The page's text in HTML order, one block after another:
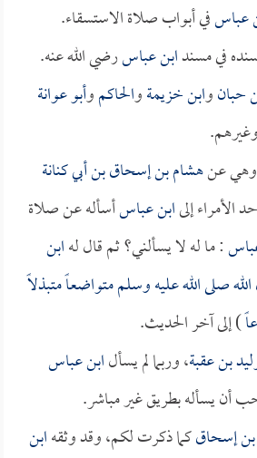
عباسفي أبواب صلاة الاستسقاء.
في مسندابن عباسرضي الله عنه.
حبانوابن خزيمةوالحاكموأبو عوانة
وغيرهم.
وهي عنهشام بن إسحاق بن أبي كنانة
الأمراء إلىابن عباسأسأله عن صلاة
: ما له لا يسألني؟ ثم قال لهابن
صلى الله عليه وسلم متواضعاً متبذلاً
) إلى آخر الحديث.
بن عقبة، وربما لم يسألابن عباس
أن يسأله بطريق غير مباشر.
إسحاقكما ذكرت لكم، وقد وثقهابن